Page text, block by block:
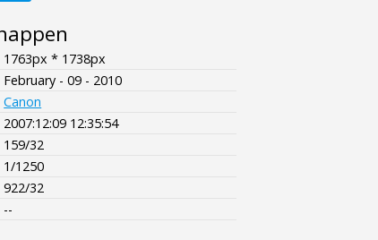
1763px * 1738px
February - 09 - 2010
Canon
2007:12:09 12:35:54
159/32
1/1250
922/32
--